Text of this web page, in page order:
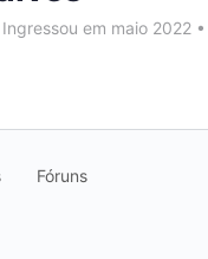
Ingressou em maio 2022 •
Fóruns